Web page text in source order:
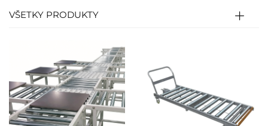
VŠETKY PRODUKTY